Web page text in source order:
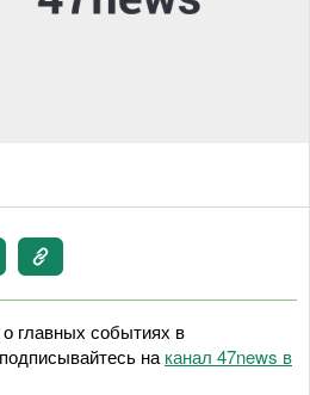
главных событиях в
на канал 47news в